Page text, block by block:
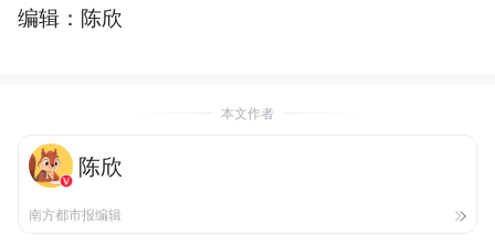
编辑：陈欣
本文作者
陈欣
南方都市报编辑